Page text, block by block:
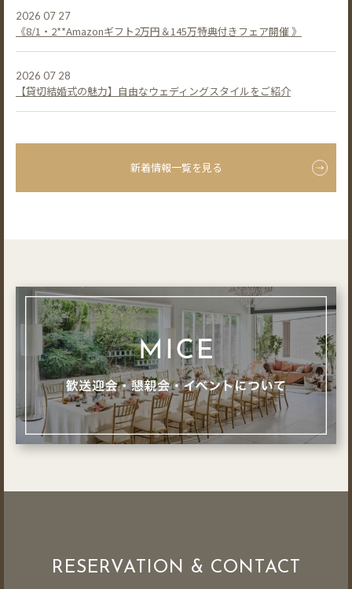
2026 07 27
《8/1・2**Amazonギフト2万円＆145万特典付きフェア開催 》
2026 07 28
【貸切結婚式の魅力】自由なウェディングスタイルをご紹介
新着情報一覧を見る
RESERVATION & CONTACT